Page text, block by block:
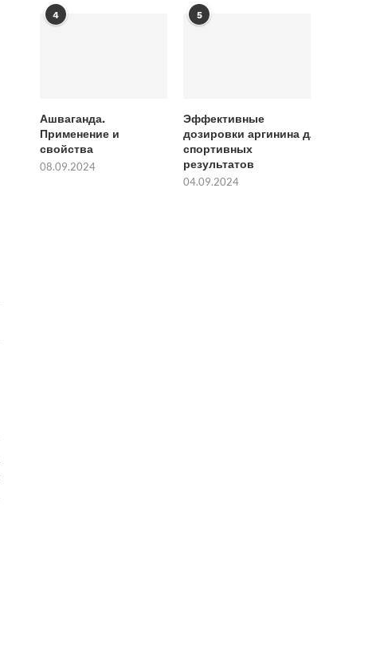
4
Ашваганда.
Применение и
свойства
08.09.2024
5
Эффективные
дозировки аргинина для
спортивных
результатов
04.09.2024